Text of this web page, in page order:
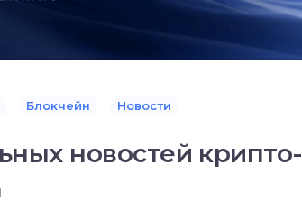
Блокчейн Новости
новостей крипто-